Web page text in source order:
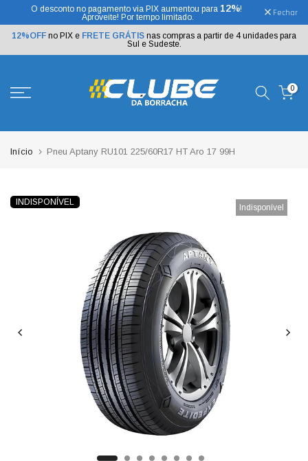
o
texto
O desconto no pagamento via PIX aumentou para 12%!
Aproveite! Por tempo limitado.
Fechar
12%OFF no PIX e FRETE GRÁTIS nas compras a partir de 4 unidades para
Sul e Sudeste.
0
Início Pneu Aptany RU101 225/60R17 HT Aro 17 99H
INDISPONÍVEL
Indisponível